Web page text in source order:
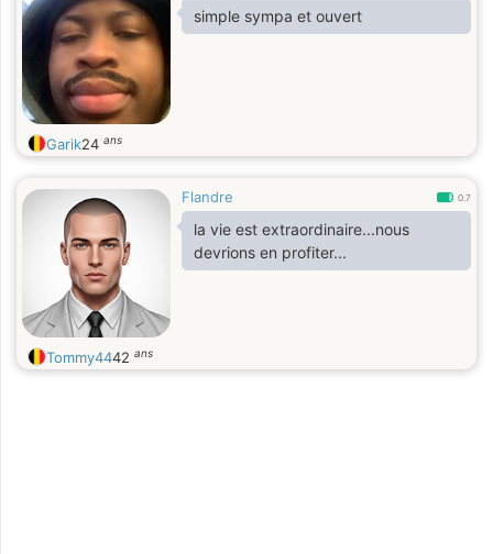
simple sympa et ouvert
Garik24 ans
Flandre 0.7
la vie est extraordinaire...nous
devrions en profiter...
Tommy4442 ans